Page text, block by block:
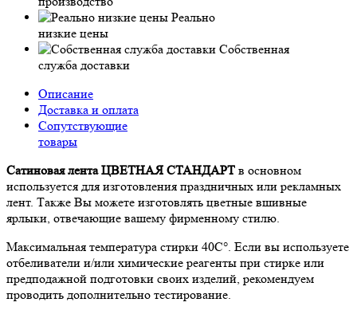
Реально
низкие цены
Собственная
служба доставки
Описание
Доставка и оплата
Сопутствующие
товары
Сатиновая лента ЦВЕТНАЯ СТАНДАРТ в основном
используется для изготовления праздничных или рекламных
лент. Также Вы можете изготовлять цветные вшивные
ярлыки, отвечающие вашему фирменному стилю.
Максимальная температура стирки 40С°. Если вы используете
отбеливатели и/или химические реагенты при стирке или
предподажной подготовки своих изделий, рекомендуем
проводить дополнительно тестирование.